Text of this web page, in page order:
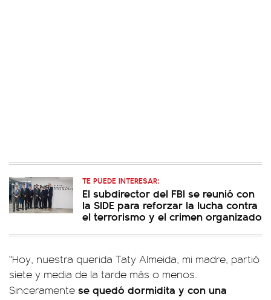
TE PUEDE INTERESAR:
El subdirector del FBI se reunió con
la SIDE para reforzar la lucha contra
el terrorismo y el crimen organizado
"Hoy, nuestra querida Taty Almeida, mi madre, partió
siete y media de la tarde más o menos.
Sinceramente se quedó dormidita y con una